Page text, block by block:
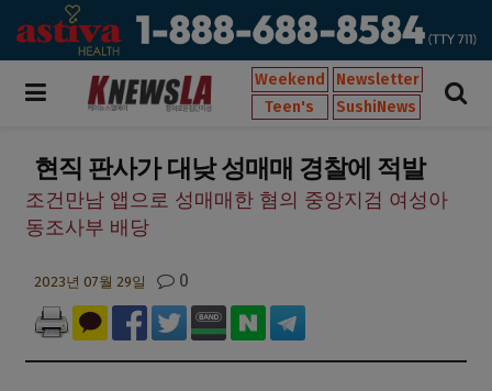
Weekend
Newsletter
Teen's
SushiNews
현직 판사가 대낮 성매매 경찰에 적발
조건만남 앱으로 성매매한 혐의 중앙지검 여성아
동조사부 배당
2023년 07월 29일 0